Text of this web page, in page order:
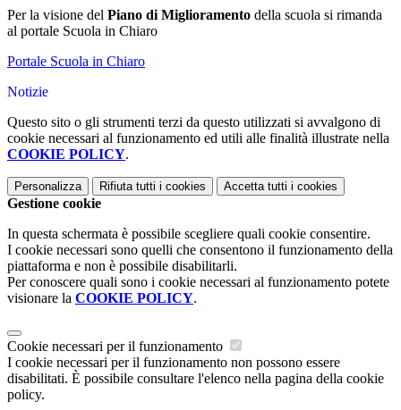
Per la visione del Piano di Miglioramento della scuola si rimanda
al portale Scuola in Chiaro
Portale Scuola in Chiaro
Notizie
Questo sito o gli strumenti terzi da questo utilizzati si avvalgono di
cookie necessari al funzionamento ed utili alle finalità illustrate nella
COOKIE POLICY.
Personalizza Rifiuta tutti i cookies Accetta tutti i cookies
Gestione cookie
In questa schermata è possibile scegliere quali cookie consentire.
I cookie necessari sono quelli che consentono il funzionamento della
piattaforma e non è possibile disabilitarli.
Per conoscere quali sono i cookie necessari al funzionamento potete
visionare la COOKIE POLICY.
Cookie necessari per il funzionamento
I cookie necessari per il funzionamento non possono essere
disabilitati. È possibile consultare l'elenco nella pagina della cookie
policy.